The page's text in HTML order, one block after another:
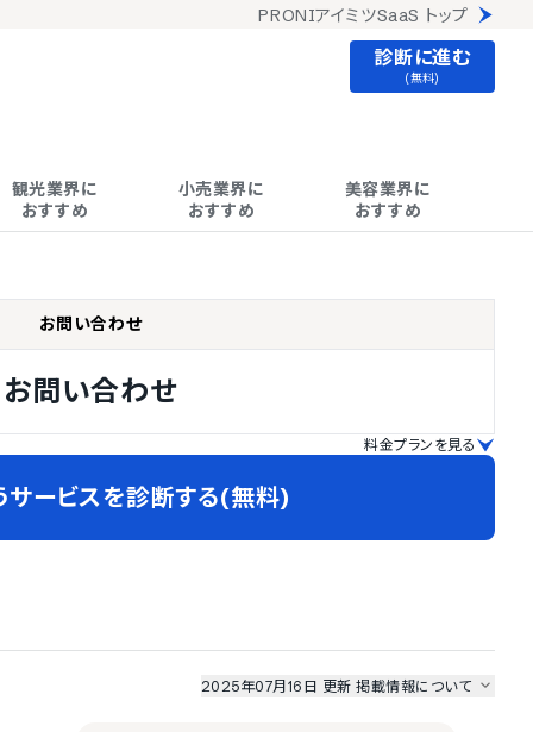
PRONIアイミツSaaS トップ
診断に進む
(無料)
観光業界に
おすすめ
小売業界に
おすすめ
美容業界に
おすすめ
お問い合わせ
お問い合わせ
料金プランを見る
サービスを診断する(無料)
2025年07月16日 更新掲載情報について